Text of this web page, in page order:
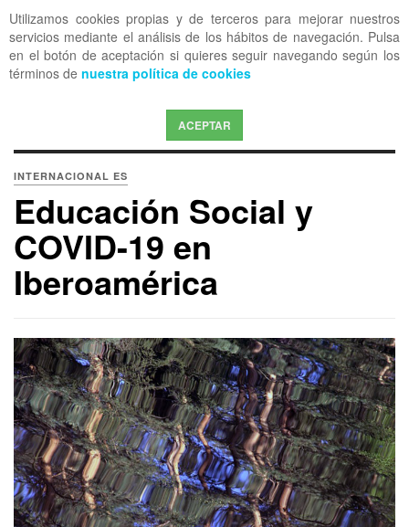
Utilizamos cookies propias y de terceros para mejorar nuestros
servicios mediante el análisis de los hábitos de navegación. Pulsa
en el botón de aceptación si quieres seguir navegando según los
términos de nuestra política de cookies
ACEPTAR
OFF CANVAS
INTERNACIONAL ES
Educación Social y
COVID-19 en
Iberoamérica